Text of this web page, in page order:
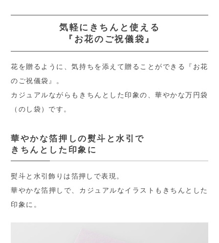
気軽にきちんと使える
『お花のご祝儀袋』
花を贈るように、気持ちを添えて贈ることができる『お花
のご祝儀袋』。
カジュアルながらもきちんとした印象の、華やかな万円袋
（のし袋）です。
華やかな箔押しの熨斗と水引で
きちんとした印象に
熨斗と水引飾りは箔押しで表現。
華やかな箔押しで、カジュアルなイラストもきちんとした
印象に。